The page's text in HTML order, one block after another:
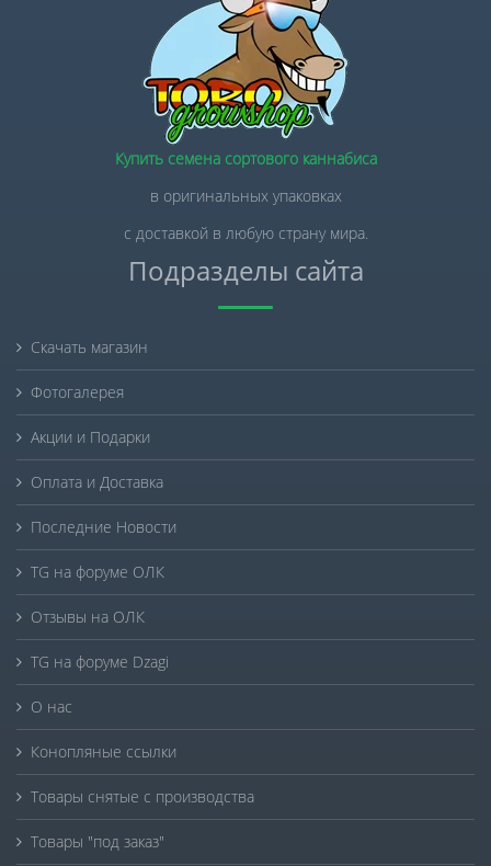
Купить семена сортового каннабиса
в оригинальных упаковках
с доставкой в любую страну мира.
Подразделы сайта
Скачать магазин
Фотогалерея
Акции и Подарки
Оплата и Доставка
Последние Новости
TG на форуме ОЛК
Отзывы на ОЛК
TG на форуме Dzagi
О нас
Конопляные ссылки
Товары снятые с производства
Товары "под заказ"